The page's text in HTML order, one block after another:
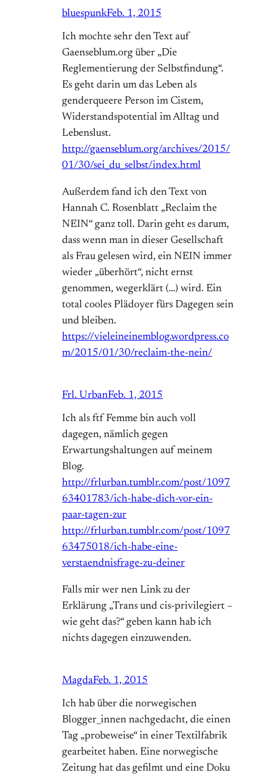
bluespunkFeb. 1, 2015
Ich mochte sehr den Text auf
Gaenseblum.org über „Die
Reglementierung der Selbstfindung“.
Es geht darin um das Leben als
genderqueere Person im Cistem,
Widerstandspotential im Alltag und
Lebenslust.
http://gaenseblum.org/archives/2015/
01/30/sei_du_selbst/index.html
Außerdem fand ich den Text von
Hannah C. Rosenblatt „Reclaim the
NEIN“ ganz toll. Darin geht es darum,
dass wenn man in dieser Gesellschaft
als Frau gelesen wird, ein NEIN immer
wieder „überhört“, nicht ernst
genommen, wegerklärt (…) wird. Ein
total cooles Plädoyer fürs Dagegen sein
und bleiben.
https://vieleineinemblog.wordpress.co
m/2015/01/30/reclaim-the-nein/
Frl. UrbanFeb. 1, 2015
Ich als ftf Femme bin auch voll
dagegen, nämlich gegen
Erwartungshaltungen auf meinem
Blog.
http://frlurban.tumblr.com/post/1097
63401783/ich-habe-dich-vor-ein-
paar-tagen-zur
http://frlurban.tumblr.com/post/1097
63475018/ich-habe-eine-
verstaendnisfrage-zu-deiner
Falls mir wer nen Link zu der
Erklärung „Trans und cis-privilegiert –
wie geht das?“ geben kann hab ich
nichts dagegen einzuwenden.
MagdaFeb. 1, 2015
Ich hab über die norwegischen
Blogger_innen nachgedacht, die einen
Tag „probeweise“ in einer Textilfabrik
gearbeitet haben. Eine norwegische
Zeitung hat das gefilmt und eine Doku